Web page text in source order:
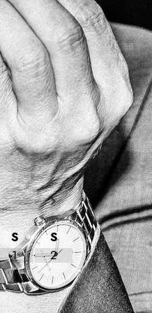
S
S
1
2